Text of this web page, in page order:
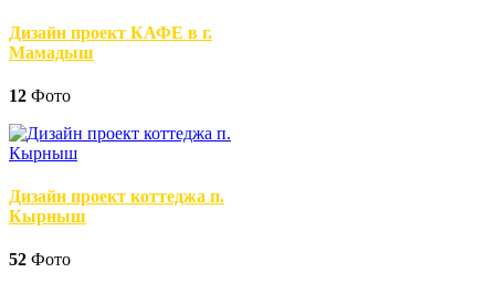
Дизайн проект КАФЕ в г.
Мамадыш
12 Фото
Дизайн проект коттеджа п.
Кырныш
52 Фото